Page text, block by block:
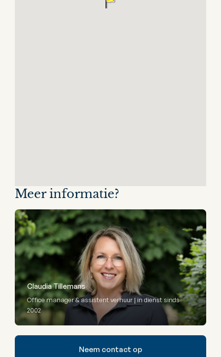
Meer informatie?
Claudia Tillemans
Office manager & assistent verhuur | in dienst sinds
2002
Neem contact op